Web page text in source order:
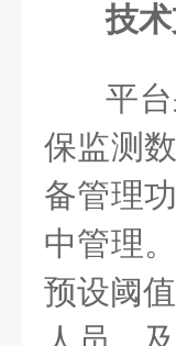
技
平
保监测
备管理
中管理
预设阈